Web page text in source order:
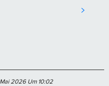
2026 Um 10:02